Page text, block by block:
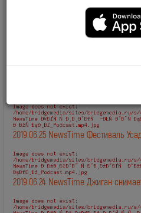
2019.06.28 NewsTime День
2019.06.27 NewsTime Новый клип
2019.06.25 NewsTime Фестиваль
2019.06.24 NewsTime Джиган